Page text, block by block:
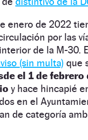
enero de 2022
por las
de la M-30.
(sin multa) que
el 1 de febrero
y hace hincapié
en el
de categoría